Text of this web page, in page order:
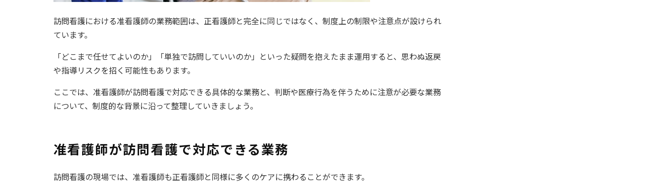
訪問看護における准看護師の業務範囲は、正看護師と完全に同じではなく、制度上の制限や注意点が設けられ
ています。
「どこまで任せてよいのか」「単独で訪問していいのか」といった疑問を抱えたまま運用すると、思わぬ返戻
や指導リスクを招く可能性もあります。
ここでは、准看護師が訪問看護で対応できる具体的な業務と、判断や医療行為を伴うために注意が必要な業務
について、制度的な背景に沿って整理していきましょう。
准看護師が訪問看護で対応できる業務
訪問看護の現場では、准看護師も正看護師と同様に多くのケアに携わることができます。